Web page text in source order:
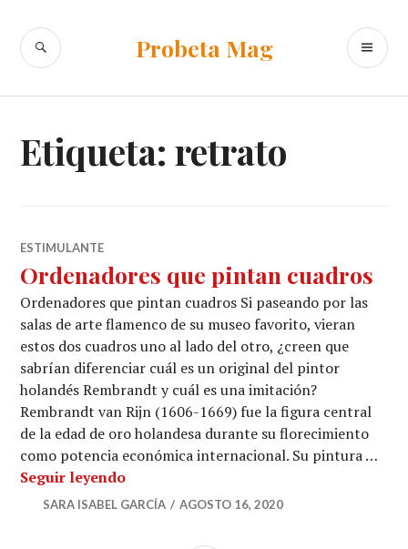
contenido
Probeta Mag
BUSCAR
Etiqueta:retrato
ESTIMULANTE
Ordenadores que pintan cuadros
Ordenadores que pintan cuadros Si paseando por las
salas de arte flamenco de su museo favorito, vieran
estos dos cuadros uno al lado del otro, ¿creen que
sabrían diferenciar cuál es un original del pintor
holandés Rembrandt y cuál es una imitación?
Rembrandt van Rijn (1606-1669) fue la figura central
de la edad de oro holandesa durante su florecimiento
como potencia económica internacional. Su pintura …
Seguir leyendoOrdenadores que pintan cuadros
SARA ISABEL GARCÍA AGOSTO 16, 2020